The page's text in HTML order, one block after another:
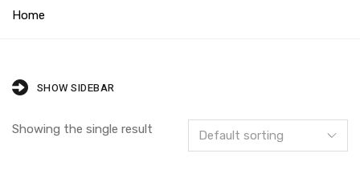
Home
SHOW SIDEBAR
Showing the single result